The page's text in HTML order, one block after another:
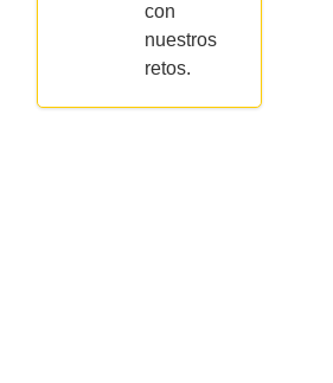
con
nuestros
retos.